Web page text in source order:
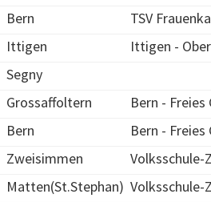
Bern TSV
Ittigen Ittigen -
Segny
Grossaffoltern Bern - Freies
Bern Bern - Freies
Zweisimmen Volksschule-
Matten(St.Stephan) Volksschule-